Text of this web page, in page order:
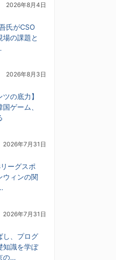
2026年8月4日
氏がCSO
の課題と
2026年8月3日
ツの底力】
ゲーム、
2026年7月31日
ーグスポ
ィンの関
2026年7月31日
し、プログ
知識を学ぼ
の…